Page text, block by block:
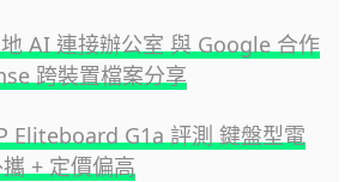
AI 連接辦公室 與 Google 合作
跨裝置檔案分享
Eliteboard G1a 評測 鍵盤型電
+ 定價偏高